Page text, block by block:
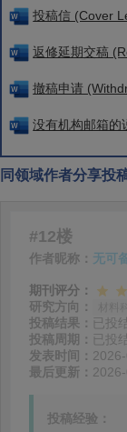
投稿信 (Cover
返修延期交稿
撤稿申请
没有机构邮箱的
同领域作者分享投
#12楼
作者昵称： 无可
期刊评分：
研究方向：
投稿结果： 已投
投稿周期： 已投
发表时间：
最后更新：
投稿经验：